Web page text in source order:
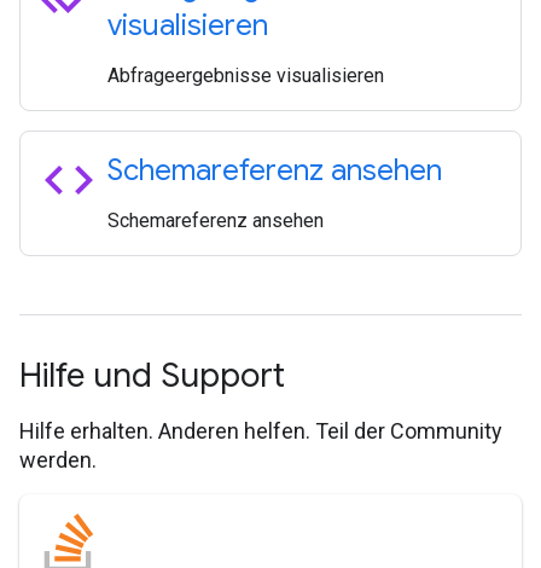
visualisieren
Abfrageergebnisse visualisieren
code Schemareferenz ansehen
Schemareferenz ansehen
Hilfe und Support
Hilfe erhalten. Anderen helfen. Teil der Community
werden.